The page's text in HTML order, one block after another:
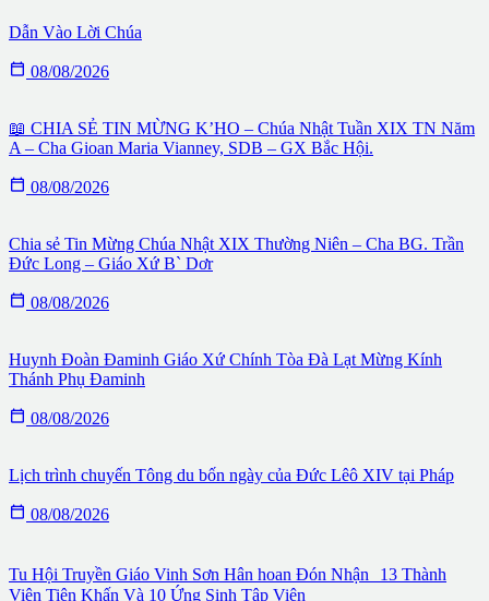
Dẫn Vào Lời Chúa
 08/08/2026
📖 CHIA SẺ TIN MỪNG K’HO – Chúa Nhật Tuần XIX TN Năm
A – Cha Gioan Maria Vianney, SDB – GX Bắc Hội.
 08/08/2026
Chia sẻ Tin Mừng Chúa Nhật XIX Thường Niên – Cha BG. Trần
Đức Long – Giáo Xứ B` Dơr
 08/08/2026
Huynh Đoàn Đaminh Giáo Xứ Chính Tòa Đà Lạt Mừng Kính
Thánh Phụ Đaminh
 08/08/2026
Lịch trình chuyến Tông du bốn ngày của Đức Lêô XIV tại Pháp
 08/08/2026
Tu Hội Truyền Giáo Vinh Sơn Hân hoan Đón Nhận 13 Thành
Viên Tiên Khấn Và 10 Ứng Sinh Tập Viện